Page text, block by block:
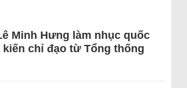
Minh Hưng làm nhục quốc
chỉ đạo từ Tổng thống